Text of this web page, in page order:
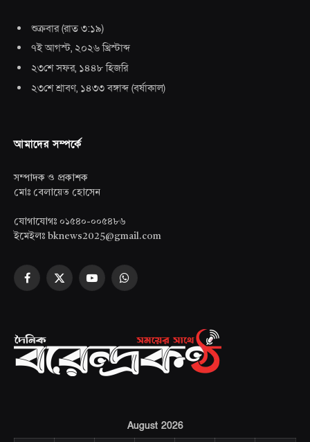
শুক্রবার(রাত ৩:১৯)
৭ই আগস্ট, ২০২৬ খ্রিস্টাব্দ
২৩শে সফর, ১৪৪৮ হিজরি
২৩শে শ্রাবণ, ১৪৩৩ বঙ্গাব্দ (বর্ষাকাল)
আমাদের সম্পর্কে
সম্পাদক ও প্রকাশক
মোঃ বেলায়েত হোসেন
যোগাযোগঃ ০১৫৪০-০০৫৪৮৬
ইমেইলঃ bknews2025@gmail.com
Facebook
X
YouTubeWhatsApp
August 2026